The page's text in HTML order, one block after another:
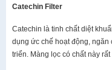
Catechin Filter
Catechin là tinh chất diệt
dụng ức chế hoạt động, ngăn
triển. Màng lọc có chất này